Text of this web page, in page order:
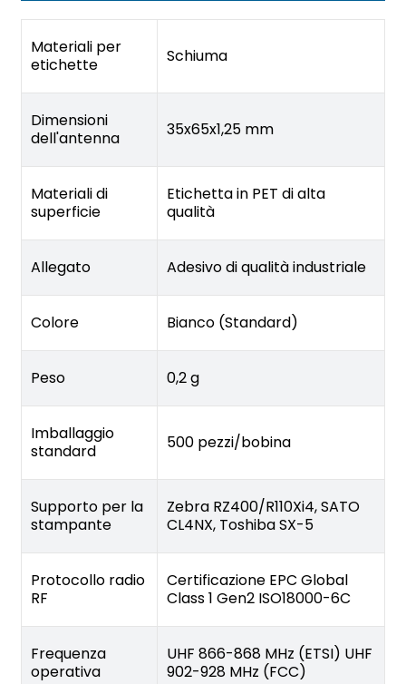
Materiali per
etichette
Schiuma
Dimensioni
dell'antenna
35x65x1,25 mm
Materiali di
superficie
Etichetta in PET di alta
qualità
Allegato Adesivo di qualità industriale
Colore Bianco (Standard)
Peso 0,2 g
Imballaggio
standard
500 pezzi/bobina
Supporto per la
stampante
Zebra RZ400/R110Xi4, SATO
CL4NX, Toshiba SX-5
Protocollo radio
RF
Certificazione EPC Global
Class 1 Gen2 ISO18000-6C
Frequenza
operativa
UHF 866-868 MHz (ETSI) UHF
902-928 MHz (FCC)